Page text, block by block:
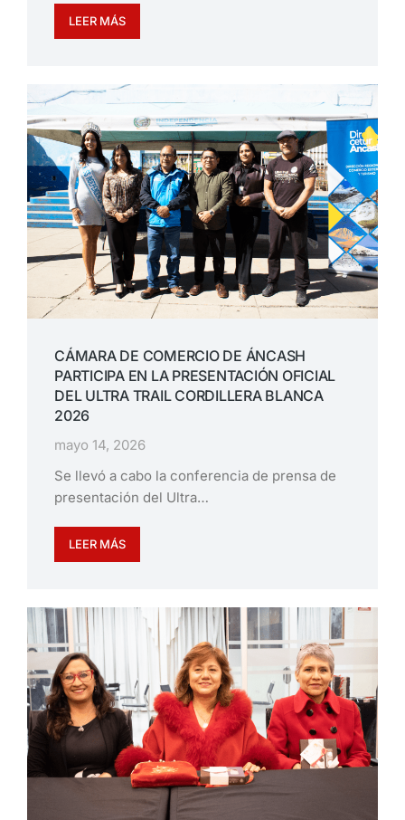
LEER MÁS
CÁMARA DE COMERCIO DE ÁNCASH
PARTICIPA EN LA PRESENTACIÓN OFICIAL
DEL ULTRA TRAIL CORDILLERA BLANCA
2026
mayo 14, 2026
Se llevó a cabo la conferencia de prensa de
presentación del Ultra…
LEER MÁS